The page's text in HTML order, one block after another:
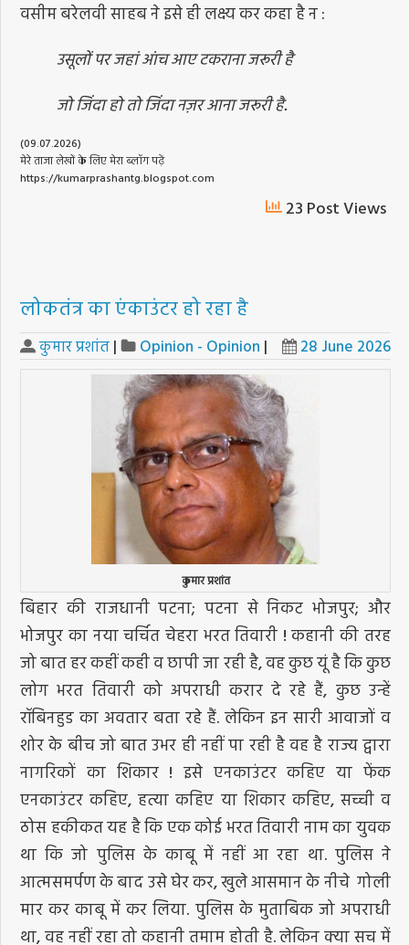
वसीम बरेलवी साहब ने इसे ही लक्ष्य कर कहा है न :
उसूलों पर जहां आंच आए टकराना जरूरी है
जो जिंदा हो तो जिंदा नज़र आना जरूरी है.
(09.07.2026)
मेरे ताजा लेखों के लिए मेरा ब्लॉग पढ़ें
https://kumarprashantg.blogspot.com
23 Post Views
लोकतंत्र का एंकाउंटर हो रहा है
कुमार प्रशांत | Opinion - Opinion | 28 June 2026
कुमार प्रशांत
बिहार की राजधानी पटना; पटना से निकट भोजपुर; और
भोजपुर का नया चर्चित चेहरा भरत तिवारी ! कहानी की तरह
जो बात हर कहीं कही व छापी जा रही है, वह कुछ यूं है कि कुछ
लोग भरत तिवारी को अपराधी करार दे रहे हैं, कुछ उन्हें
रॉबिनहुड का अवतार बता रहे हैं. लेकिन इन सारी आवाजों व
शोर के बीच जो बात उभर ही नहीं पा रही है वह है राज्य द्वारा
नागरिकों का शिकार ! इसे एनकाउंटर कहिए या फेंक
एनकाउंटर कहिए, हत्या कहिए या शिकार कहिए, सच्ची व
ठोस हकीकत यह है कि एक कोई भरत तिवारी नाम का युवक
था कि जो पुलिस के काबू में नहीं आ रहा था. पुलिस ने
आत्मसमर्पण के बाद उसे घेर कर, खुले आसमान के नीचे गोली
मार कर काबू में कर लिया. पुलिस के मुताबिक जो अपराधी
था, वह नहीं रहा तो कहानी तमाम होती है. लेकिन क्या सच में